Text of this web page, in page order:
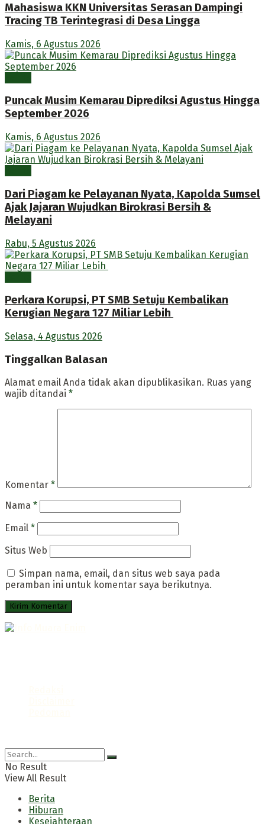
Mahasiswa KKN Universitas Serasan Dampingi
Tracing TB Terintegrasi di Desa Lingga
Kamis, 6 Agustus 2026
Puncak Musim Kemarau Diprediksi Agustus Hingga
September 2026
Kamis, 6 Agustus 2026
Dari Piagam ke Pelayanan Nyata, Kapolda Sumsel
Ajak Jajaran Wujudkan Birokrasi Bersih &
Melayani
Rabu, 5 Agustus 2026
Perkara Korupsi, PT SMB Setuju Kembalikan
Kerugian Negara 127 Miliar Lebih
Selasa, 4 Agustus 2026
Tinggalkan Balasan
Alamat email Anda tidak akan dipublikasikan. Ruas yang
wajib ditandai *
Komentar *
Nama *
Email *
Situs Web
Simpan nama, email, dan situs web saya pada
peramban ini untuk komentar saya berikutnya.
No Result
View All Result
Berita
Hiburan
Kesejahteraan